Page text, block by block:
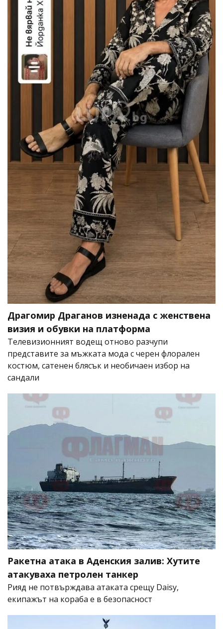
Драгомир Драганов изненада с женствена
визия и обувки на платформа
Телевизионният водещ отново разчупи
представите за мъжката мода с черен флорален
костюм, сатенен блясък и необичаен избор на
сандали
Ракетна атака в Аденския залив: Хутите
атакуваха петролен танкер
Рияд не потвърждава атаката срещу Daisy,
екипажът на кораба е в безопасност